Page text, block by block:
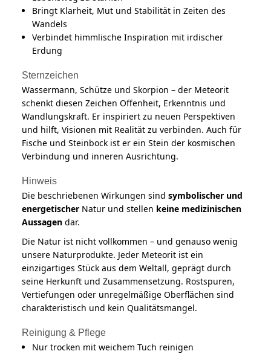
Bringt Klarheit, Mut und Stabilität in Zeiten des
Wandels
Verbindet himmlische Inspiration mit irdischer
Erdung
Sternzeichen
Wassermann, Schütze und Skorpion – der Meteorit
schenkt diesen Zeichen Offenheit, Erkenntnis und
Wandlungskraft. Er inspiriert zu neuen Perspektiven
und hilft, Visionen mit Realität zu verbinden. Auch für
Fische und Steinbock ist er ein Stein der kosmischen
Verbindung und inneren Ausrichtung.
Hinweis
Die beschriebenen Wirkungen sind symbolischer und
energetischer Natur und stellen keine medizinischen
Aussagen dar.
Die Natur ist nicht vollkommen – und genauso wenig
unsere Naturprodukte. Jeder Meteorit ist ein
einzigartiges Stück aus dem Weltall, geprägt durch
seine Herkunft und Zusammensetzung. Rostspuren,
Vertiefungen oder unregelmäßige Oberflächen sind
charakteristisch und kein Qualitätsmangel.
Reinigung & Pflege
Nur trocken mit weichem Tuch reinigen